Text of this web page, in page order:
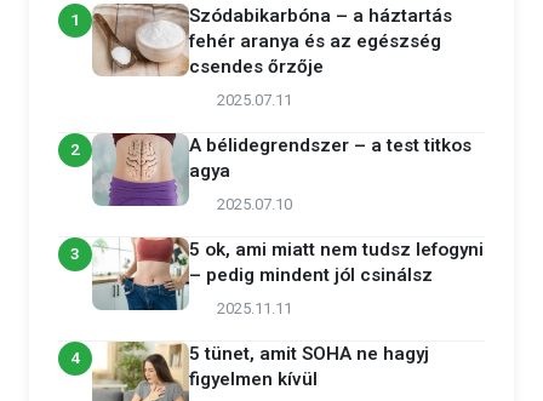
1
Szódabikarbóna – a háztartás
fehér aranya és az egészség
csendes őrzője
2025.07.11
2
A bélidegrendszer – a test titkos
agya
2025.07.10
3
5 ok, ami miatt nem tudsz lefogyni
– pedig mindent jól csinálsz
2025.11.11
4
5 tünet, amit SOHA ne hagyj
figyelmen kívül